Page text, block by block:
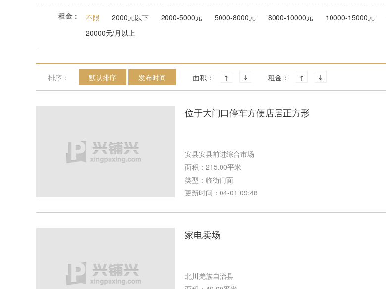
租金： 不限 2000元以下 2000-5000元 5000-8000元 8000-10000元 10000-15000元
20000元/月以上
排序： 默认排序 发布时间 面积： 租金：
位于大门口停车方便店居正方形
安县安县前进综合市场
面积：215.00平米
类型：临街门面
更新时间：04-01 09:48
家电卖场
北川羌族自治县